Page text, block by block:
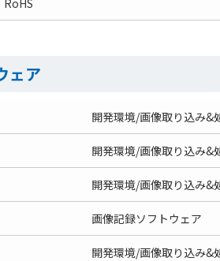
RoHS
ェア
開発環境/画像取り込み&
開発環境/画像取り込み&
開発環境/画像取り込み&
画像記録ソフトウェア
開発環境/画像取り込み&